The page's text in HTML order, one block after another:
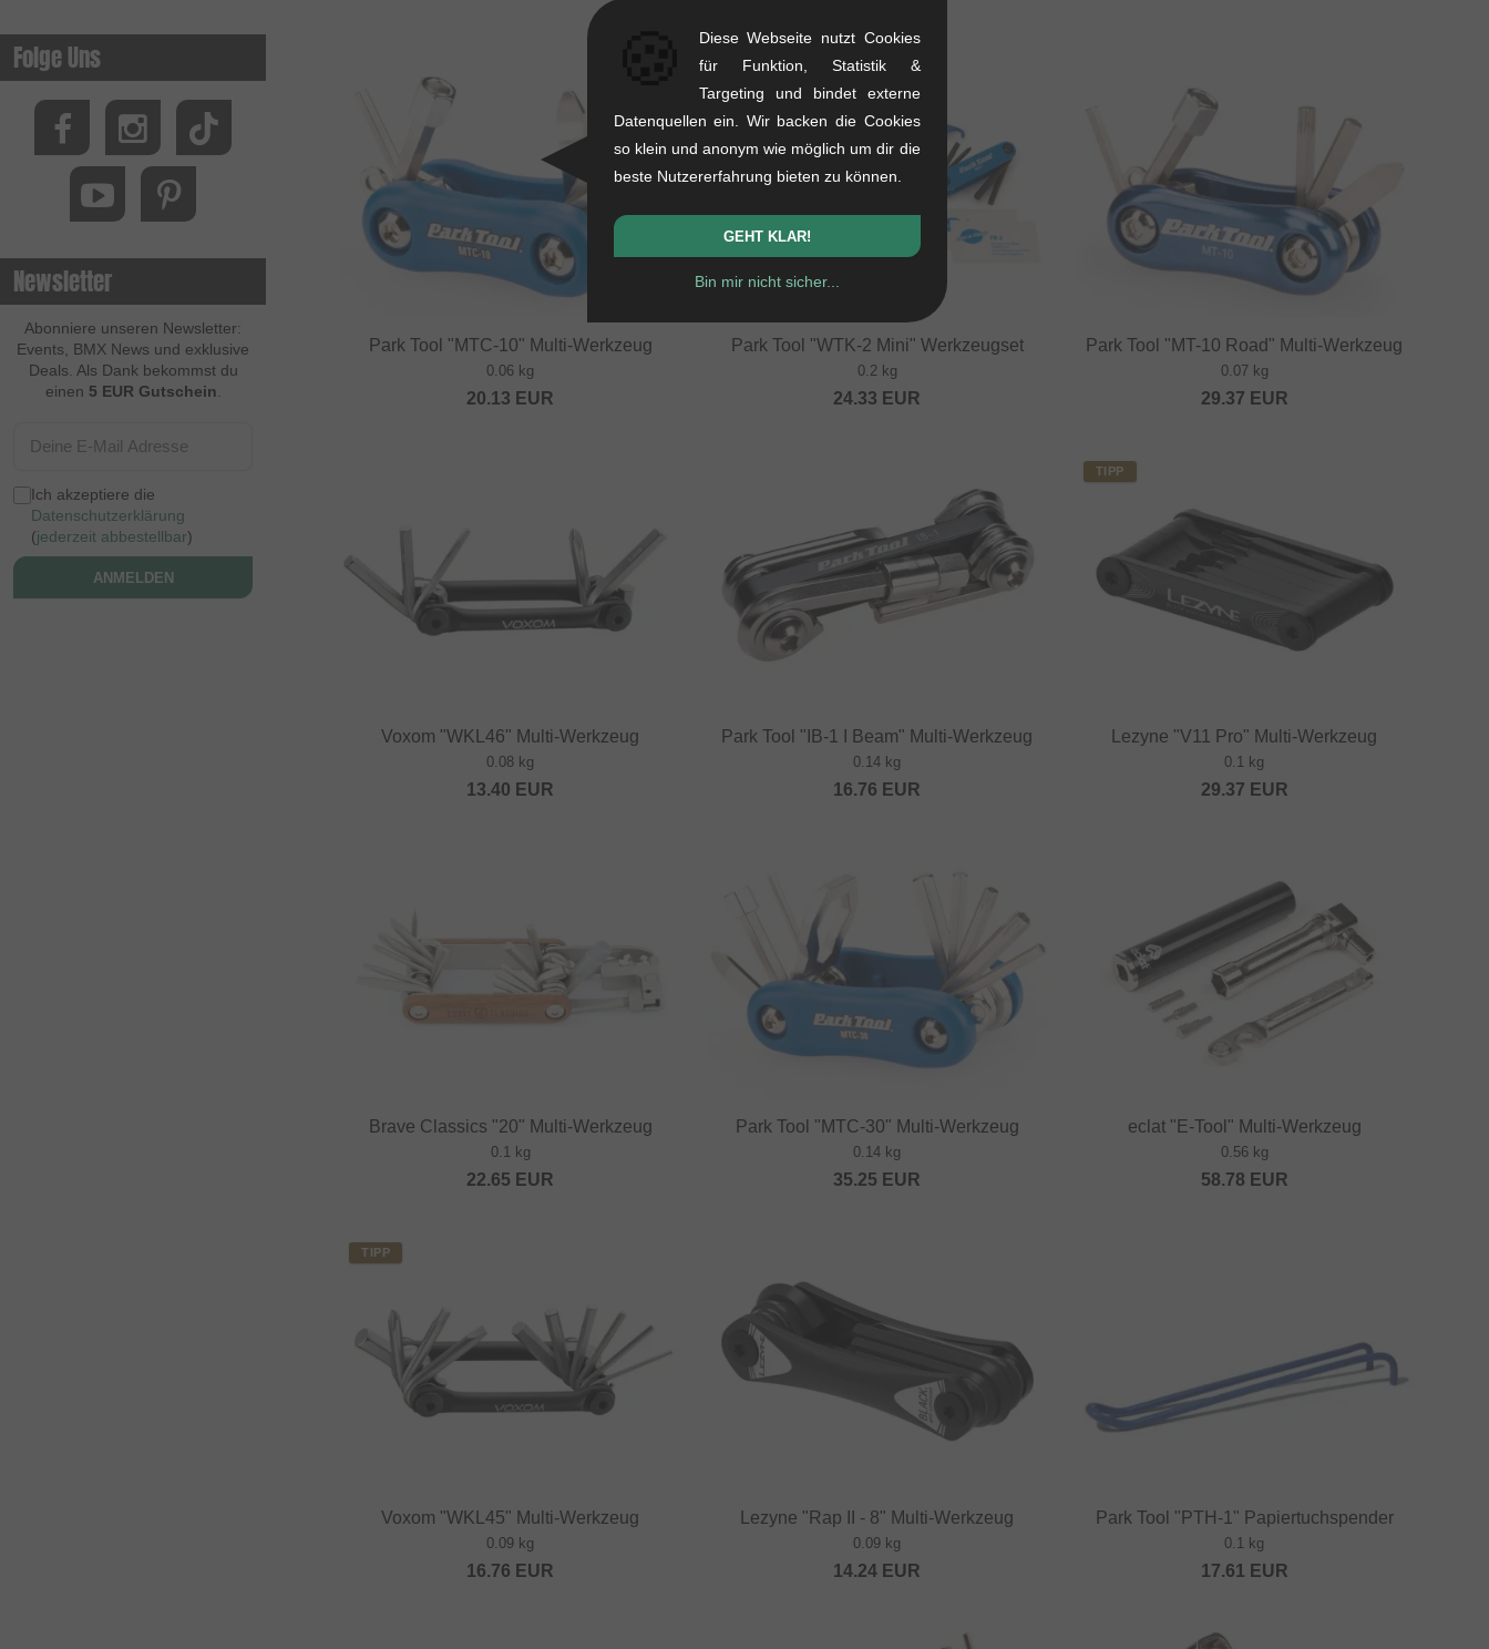
Folge Uns
Newsletter
Abonniere unseren Newsletter:
Events, BMX News und exklusive
Deals. Als Dank bekommst du
einen 5 EUR Gutschein
Ich akzeptiere die
Datenschutzerklärung
(jederzeit abbestellbar)
ANMELDEN
Park Tool "MTC-10" Multi-Werkzeug
0.06 kg
20.13 EUR
Park Tool "WTK-2 Mini" Werkzeugset
0.2 kg
24.33 EUR
Park Tool "MT-10 Road" Multi-Werkzeug
0.07 kg
29.37 EUR
Voxom "WKL46" Multi-Werkzeug
0.08 kg
13.40 EUR
Park Tool "IB-1 I Beam" Multi-Werkzeug
0.14 kg
16.76 EUR
TIPP
Lezyne "V11 Pro" Multi-Werkzeug
0.1 kg
29.37 EUR
Brave Classics "20" Multi-Werkzeug
0.1 kg
22.65 EUR
Park Tool "MTC-30" Multi-Werkzeug
0.14 kg
35.25 EUR
eclat "E-Tool" Multi-Werkzeug
0.56 kg
58.78 EUR
TIPP
Voxom "WKL45" Multi-Werkzeug
0.09 kg
16.76 EUR
Lezyne "Rap II - 8" Multi-Werkzeug
0.09 kg
14.24 EUR
Park Tool "PTH-1" Papiertuchspender
0.1 kg
17.61 EUR
Diese Webseite nutzt Cookies
für Funktion, Statistik &
Targeting und bindet externe
Datenquellen ein. Wir backen die Cookies
so klein und anonym wie möglich um dir die
beste Nutzererfahrung bieten zu können.
GEHT KLAR!
Bin mir nicht sicher...